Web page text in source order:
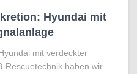
Hyundai mit
mit verdeckter
Rescuetechnik haben wir